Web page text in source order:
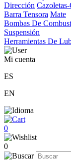
Dirección
Barra Tensora Mate
Bombas De
Suspensión
Herramientas De
Mi cuenta
ES
EN
0
0